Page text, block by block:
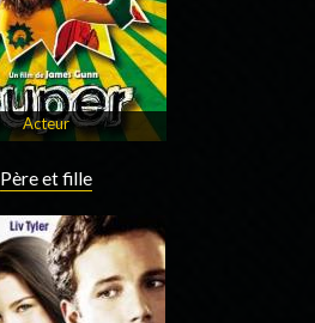
Acteur
Père et fille